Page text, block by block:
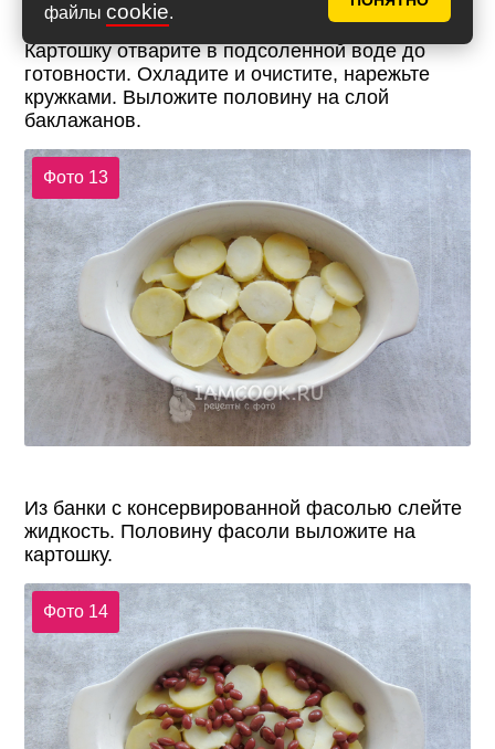
файлы cookie.
Картошку отварите в подсоленной воде до
готовности. Охладите и очистите, нарежьте
кружками. Выложите половину на слой
баклажанов.
Фото 13
Из банки с консервированной фасолью слейте
жидкость. Половину фасоли выложите на
картошку.
Фото 14